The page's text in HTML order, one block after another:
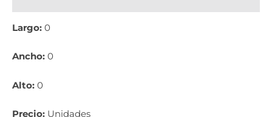
Largo: 0
Ancho: 0
Alto: 0
Precio: Unidades